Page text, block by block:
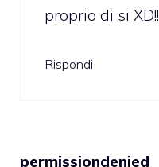
proprio di si XD!!
Rispondi
permissiondenied